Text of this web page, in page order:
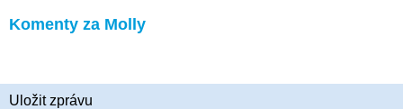
Komenty za Molly
Uložit zprávu